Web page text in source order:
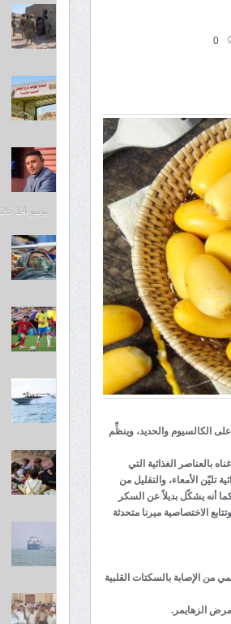
0
الكالسيوم والحديد، وينظِّم
بالعناصر الغذائية التي
الأمعاء، والتقليل من
أنه يشكّل بديلاً عن السكر
الاختصاصية ميرنا متحدثة
من الإصابة بالسكتات القلبية
الزهايمر.
يونيو 14, 2026